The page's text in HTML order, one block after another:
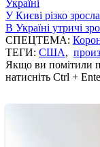
Україні
У Києві різко
В Україні утричі
СПЕЦТЕМА:
ТЕГИ: США,
Якщо ви помітили
натисніть Ctrl +